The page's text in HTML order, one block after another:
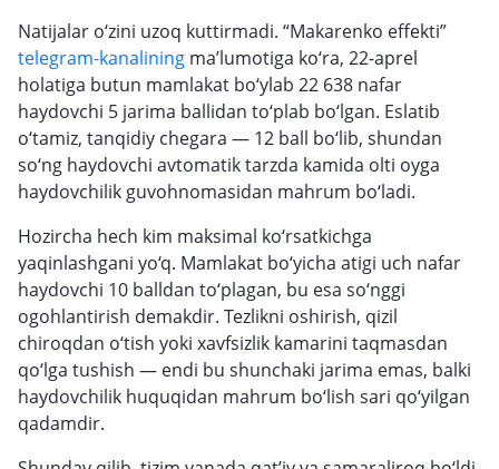
Natijalar o‘zini uzoq kuttirmadi. “Makarenko effekti”
telegram-kanalining ma’lumotiga ko‘ra, 22-aprel
holatiga butun mamlakat bo‘ylab 22 638 nafar
haydovchi 5 jarima ballidan to‘plab bo‘lgan. Eslatib
o‘tamiz, tanqidiy chegara — 12 ball bo‘lib, shundan
so‘ng haydovchi avtomatik tarzda kamida olti oyga
haydovchilik guvohnomasidan mahrum bo‘ladi.
Hozircha hech kim maksimal ko‘rsatkichga
yaqinlashgani yo‘q. Mamlakat bo‘yicha atigi uch nafar
haydovchi 10 balldan to‘plagan, bu esa so‘nggi
ogohlantirish demakdir. Tezlikni oshirish, qizil
chiroqdan o‘tish yoki xavfsizlik kamarini taqmasdan
qo‘lga tushish — endi bu shunchaki jarima emas, balki
haydovchilik huquqidan mahrum bo‘lish sari qo‘yilgan
qadamdir.